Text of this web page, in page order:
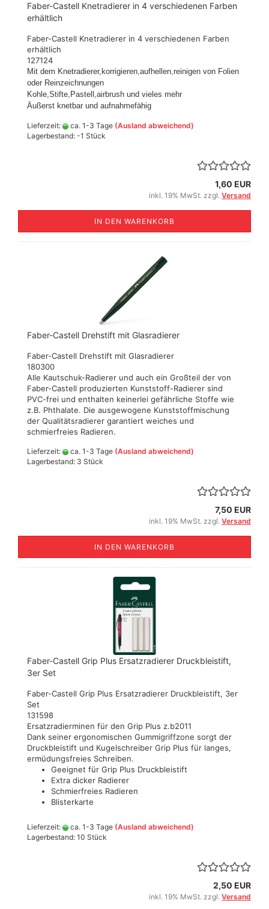
Faber-Castell Knetradierer in 4 verschiedenen Farben
erhältlich
Faber-Castell Knetradierer in 4 verschiedenen Farben
erhältlich
127124
Mit dem Knetradierer,korrigieren,aufhellen,reinigen von Folien
oder Reinzeichnungen
Kohle,Stifte,Pastell,airbrush und vieles mehr
Äußerst knetbar und aufnahmefähig
Lieferzeit: ca. 1-3 Tage (Ausland abweichend)
Lagerbestand: -1 Stück
1,60 EUR
inkl. 19% MwSt. zzgl. Versand
IN DEN WARENKORB
Faber-Castell Drehstift mit Glasradierer
Faber-Castell Drehstift mit Glasradierer
180300
Alle Kautschuk-Radierer und auch ein Großteil der von
Faber-Castell produzierten Kunststoff-Radierer sind
PVC-frei und enthalten keinerlei gefährliche Stoffe wie
z.B. Phthalate. Die ausgewogene Kunststoffmischung
der Qualitätsradierer garantiert weiches und
schmierfreies Radieren.
Lieferzeit: ca. 1-3 Tage (Ausland abweichend)
Lagerbestand: 3 Stück
7,50 EUR
inkl. 19% MwSt. zzgl. Versand
IN DEN WARENKORB
Faber-Castell Grip Plus Ersatzradierer Druckbleistift,
3er Set
Faber-Castell Grip Plus Ersatzradierer Druckbleistift, 3er
Set
131598
Ersatzradierminen für den Grip Plus z.b2011
Dank seiner ergonomischen Gummigriffzone sorgt der
Druckbleistift und Kugelschreiber Grip Plus für langes,
ermüdungsfreies Schreiben.
Geeignet für Grip Plus Druckbleistift
Extra dicker Radierer
Schmierfreies Radieren
Blisterkarte
Lieferzeit: ca. 1-3 Tage (Ausland abweichend)
Lagerbestand: 10 Stück
2,50 EUR
inkl. 19% MwSt. zzgl. Versand